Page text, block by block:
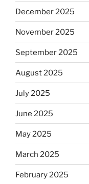
December 2025
November 2025
September 2025
August 2025
July 2025
June 2025
May 2025
March 2025
February 2025